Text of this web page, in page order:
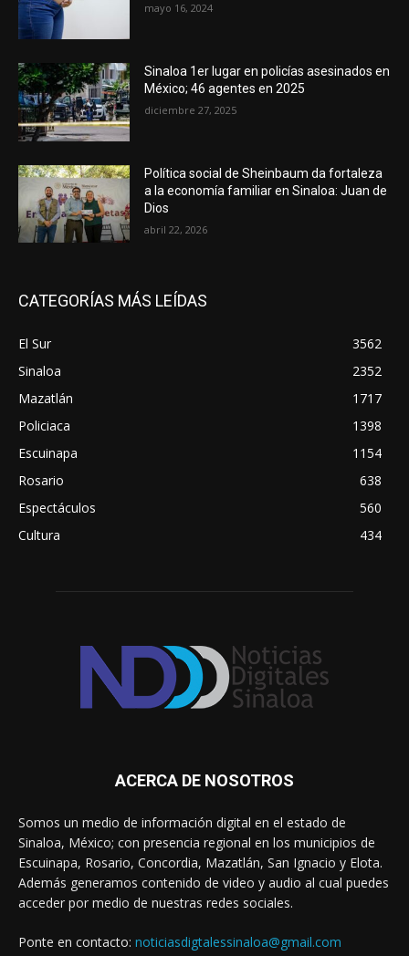
mayo 16, 2024
Sinaloa 1er lugar en policías asesinados en
México; 46 agentes en 2025
diciembre 27, 2025
Política social de Sheinbaum da fortaleza
a la economía familiar en Sinaloa: Juan de
Dios
abril 22, 2026
CATEGORÍAS MÁS LEÍDAS
El Sur
3562
Sinaloa
2352
Mazatlán
1717
Policiaca
1398
Escuinapa
1154
Rosario
638
Espectáculos
560
Cultura
434
ACERCA DE NOSOTROS
Somos un medio de información digital en el estado de
Sinaloa, México; con presencia regional en los municipios de
Escuinapa, Rosario, Concordia, Mazatlán, San Ignacio y Elota.
Además generamos contenido de video y audio al cual puedes
acceder por medio de nuestras redes sociales.
Ponte en contacto: noticiasdigtalessinaloa@gmail.com